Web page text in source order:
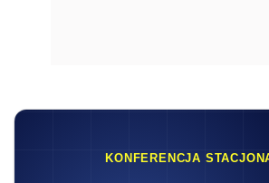
KONFERENCJA